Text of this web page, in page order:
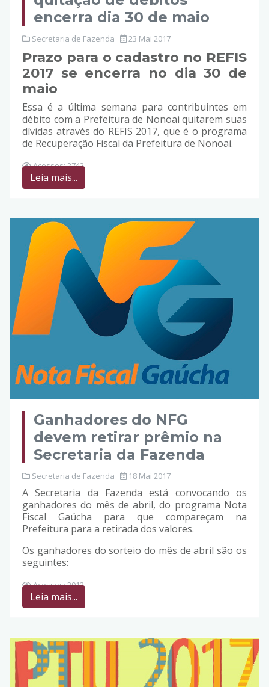
encerra dia 30 de maio
Secretaria de Fazenda 23 Mai 2017
Prazo para o cadastro no REFIS
2017 se encerra no dia 30 de
maio
Essa é a última semana para contribuintes em
débito com a Prefeitura de Nonoai quitarem suas
dívidas através do REFIS 2017, que é o programa
de Recuperação Fiscal da Prefeitura de Nonoai.
Acessos: 2742
Leia mais...
Ganhadores do NFG
devem retirar prêmio na
Secretaria da Fazenda
Secretaria de Fazenda 18 Mai 2017
A Secretaria da Fazenda está convocando os
ganhadores do mês de abril, do programa Nota
Fiscal Gaúcha para que compareçam na
Prefeitura para a retirada dos valores.
Os ganhadores do sorteio do mês de abril são os
seguintes:
Acessos: 2912
Leia mais...